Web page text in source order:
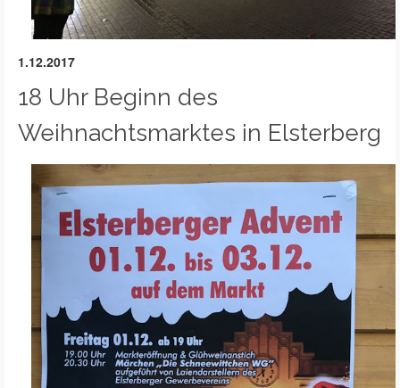
1.12.2017
18 Uhr Beginn des
Weihnachtsmarktes in Elsterberg